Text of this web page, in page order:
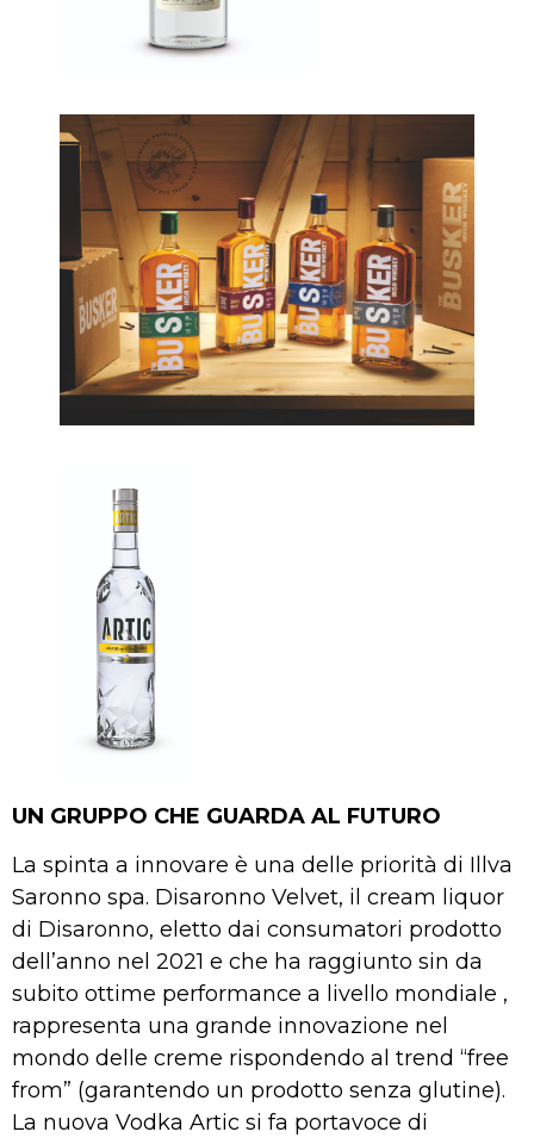
UN GRUPPO CHE GUARDA AL FUTURO
La spinta a innovare è una delle priorità di Illva
Saronno spa. Disaronno Velvet, il cream liquor
di Disaronno, eletto dai consumatori prodotto
dell’anno nel 2021 e che ha raggiunto sin da
subito ottime performance a livello mondiale ,
rappresenta una grande innovazione nel
mondo delle creme rispondendo al trend “free
from” (garantendo un prodotto senza glutine).
La nuova Vodka Artic si fa portavoce di